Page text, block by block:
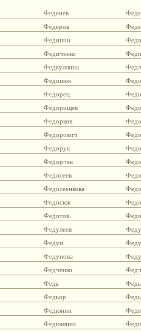
Феденев
Федеров
Фединин
Федиченко
Федкуллина
Федонюк
Федорец
Федорищев
Федорков
Федорович
Федорук
Федорчак
Федосеев
Федосеенкова
Федосюк
Федотов
Федулеев
Федун
Федунова
Федченко
Федь
Федьор
Федюнин
Федюшина